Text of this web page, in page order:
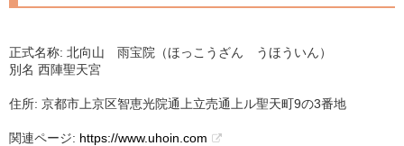
正式名称: 北向山 雨宝院（ほっこうざん うほういん）
別名 西陣聖天宮
住所: 京都市上京区智恵光院通上立売通上ル聖天町9の3番地
関連ページ: https://www.uhoin.com